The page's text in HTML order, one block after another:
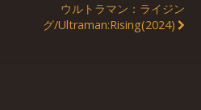
ウルトラマン：ライジン
グ/Ultraman:Rising(2024)